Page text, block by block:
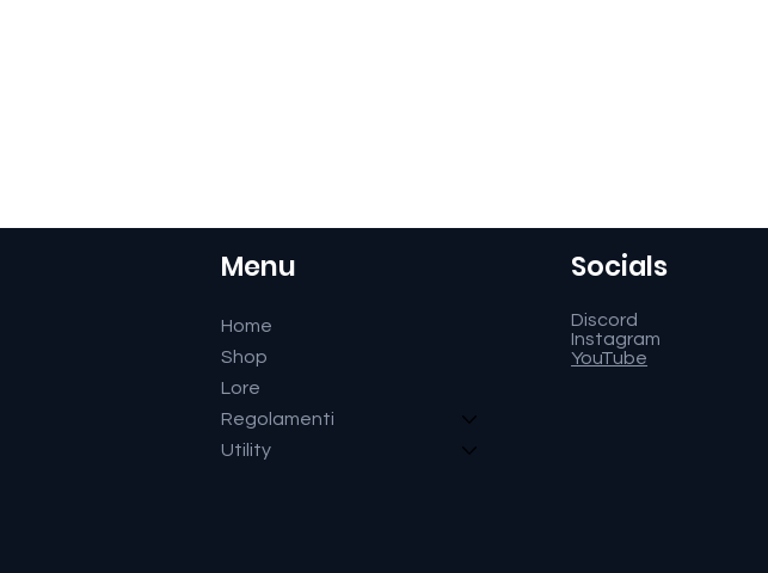
Menu
Home
Shop
Lore
Regolamenti
Utility
Discord
Instagram
YouTube
Socials